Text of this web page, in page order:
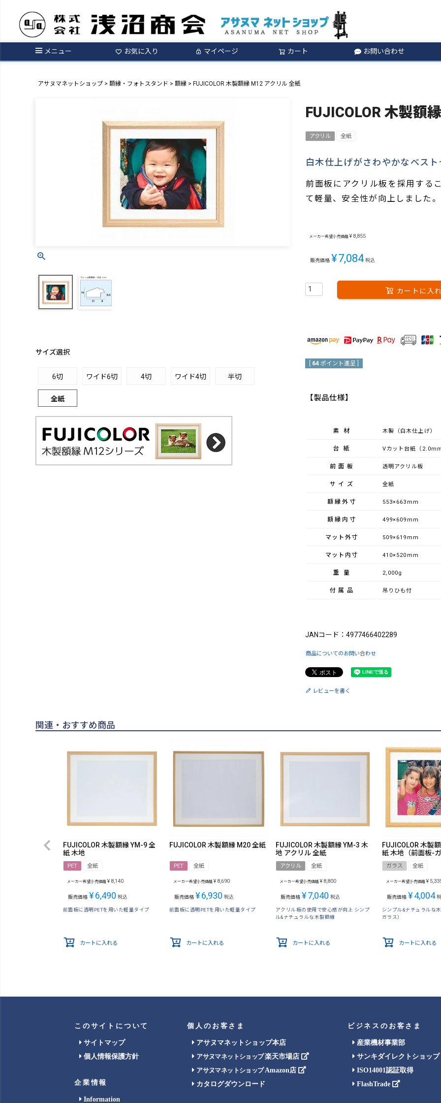
メニュー お気に入り マイページ カート お問い合わせ
検索
アサヌマネットショップ 額縁・フォトスタンド 額縁 FUJICOLOR 木製額縁 M12 アクリル 全紙
サイズ選択
6切 ワイド6切 4切 ワイド4切 半切
全紙
FUJICOLOR 木製額
アクリル 全紙
白木仕上げがさわやかなベス
前面板にアクリル板を採用する
て軽量、安全性が向上しました。
メーカー希望小売価格 ¥ 8,855
販売価格 ¥7,084 税込
カートに入
64 ポイント進呈 ]
【製品仕様】
素材 木製（白木仕上げ）
台紙 Vカット台紙（
前面板 透明アクリル板
サイズ 全紙
額縁外寸 553×663mm
額縁内寸 499×609mm
マット外寸 509×619mm
マット内寸 410×520mm
重量 2,000g
付属品 吊りひも付
JANコード：4977466402289
商品についてのお問い合わせ
レビューを書く
関連・おすすめ商品
FUJICOLOR 木製額縁 YM-9 全
紙 木地
PET 全紙
メーカー希望小売価格 ¥ 8,140
販売価格 ¥6,490 税込
前面板に透明PETを用いた軽量タイプ
カートに入れる
FUJICOLOR 木製額縁 M20 全紙
PET 全紙
メーカー希望小売価格 ¥ 8,690
販売価格 ¥6,930 税込
前面板に透明PETを用いた軽量タイプ
カートに入れる
FUJICOLOR 木製額縁 YM-3 木
地 アクリル 全紙
アクリル 全紙
メーカー希望小売価格 ¥ 8,800
販売価格 ¥7,040 税込
アクリル板の使用で安心感が向上 シンプ
ル&ナチュラルな木製額縁
カートに入れる
FUJICOLOR 木製
紙 木地（前面板-
ガラス 全紙
メーカー希望小売価格 ¥
販売価格 ¥4,004
シンプル&ナチュラルな
ガラス）
カートに入れる
このサイトについて
サイトマップ
個人情報保護方針
企業情報
Information
個人のお客さま
アサヌマネットショップ本店
アサヌマネットショップ楽天市場店
アサヌマネットショップAmazon店
カタログダウンロード
ビジネスのお客さま
産業機材事業部
サンキダイレクトショップ
ISO14001認証取得
FlashTrade